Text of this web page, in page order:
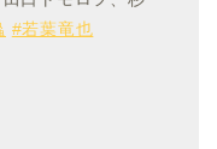
#若葉竜也